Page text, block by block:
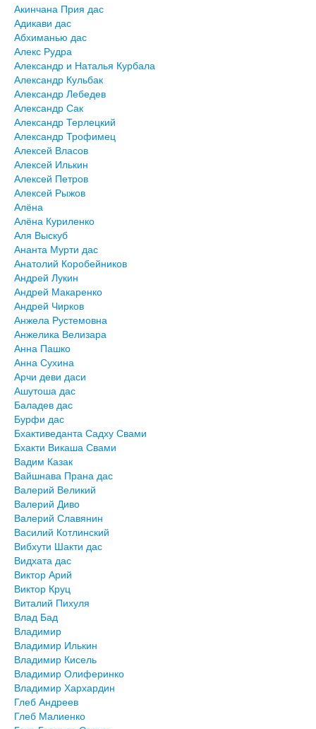
Акинчана Прия дас
Адикави дас
Абхиманью дас
Алекс Рудра
Александр и Наталья Курбала
Александр Кульбак
Александр Лебедев
Александр Сак
Александр Терлецкий
Александр Трофимец
Алексей Власов
Алексей Илькин
Алексей Петров
Алексей Рыжов
Алёна
Алёна Куриленко
Аля Выскуб
Ананта Мурти дас
Анатолий Коробейников
Андрей Лукин
Андрей Макаренко
Андрей Чирков
Анжела Рустемовна
Анжелика Велизара
Анна Пашко
Анна Сухина
Арчи деви даси
Ашутоша дас
Баладев дас
Бурфи дас
Бхактиведанта Садху Свами
Бхакти Викаша Свами
Вадим Казак
Вайшнава Прана дас
Валерий Великий
Валерий Диво
Валерий Славянин
Василий Котлинский
Вибхути Шакти дас
Видхата дас
Виктор Арий
Виктор Круц
Виталий Пихуля
Влад Бад
Владимир
Владимир Илькин
Владимир Кисель
Владимир Олиферинко
Владимир Хархардин
Глеб Андреев
Глеб Малиенко